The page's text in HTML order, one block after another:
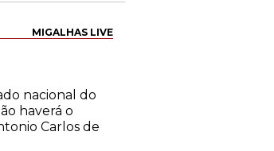
MIGALHAS LIVE
nacional do
haverá o
Carlos de